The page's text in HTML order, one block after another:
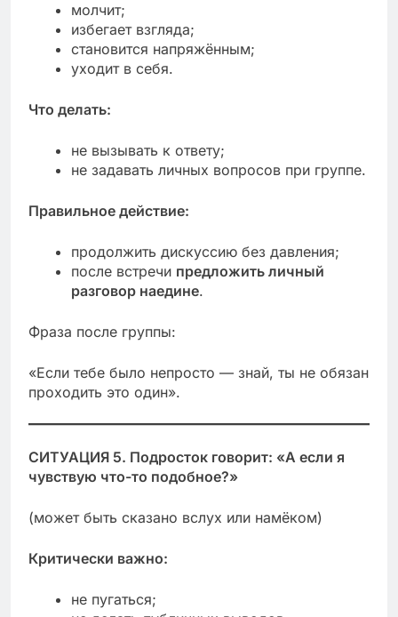
молчит;
избегает взгляда;
становится напряжённым;
уходит в себя.
Что делать:
не вызывать к ответу;
не задавать личных вопросов при группе.
Правильное действие:
продолжить дискуссию без давления;
после встречи предложить личный
разговор наедине.
Фраза после группы:
«Если тебе было непросто — знай, ты не обязан
проходить это один».
СИТУАЦИЯ 5. Подросток говорит: «А если я
чувствую что-то подобное?»
(может быть сказано вслух или намёком)
Критически важно:
не пугаться;